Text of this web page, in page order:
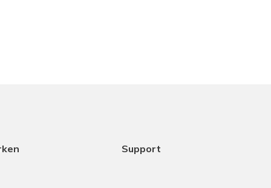
18-12-2025 Support